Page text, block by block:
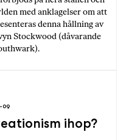
med anklagelser om att
denna hållning av
Stockwood (dåvarande
09
ihop?